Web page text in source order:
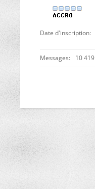
Date d'inscription
Messages 10 419